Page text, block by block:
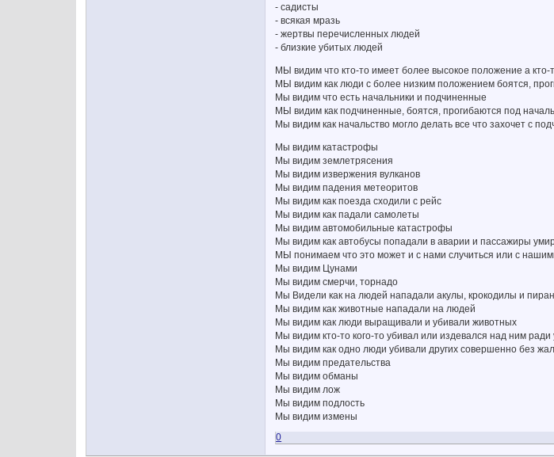
- садисты
- всякая мразь
- жертвы перечисленных людей
- близкие убитых людей
МЫ видим что кто-то имеет более высокое положение а кто-
МЫ видим как люди с более низким положением боятся,
Мы видим что есть начальники и подчиненные
МЫ видим как подчиненные, боятся, прогибаются под
Мы видим как начальство могло делать все что захочет с
Мы видим катастрофы
Мы видим землетрясения
Мы видим извержения вулканов
Мы видим падения метеоритов
Мы видим как поезда сходили с рейс
Мы видим как падали самолеты
Мы видим автомобильные катастрофы
Мы видим как автобусы попадали в аварии и пассажиры
МЫ понимаем что это может и с нами случиться или с
Мы видим Цунами
Мы видим смерчи, торнадо
Мы Видели как на людей нападали акулы, крокодилы и
Мы видим как животные нападали на людей
Мы видим как люди выращивали и убивали животных
Мы видим кто-то кого-то убивал или издевался над ним ради
Мы видим как одно люди убивали других совершенно без
Мы видим предательства
Мы видим обманы
Мы видим лож
Мы видим подлость
Мы видим измены
0